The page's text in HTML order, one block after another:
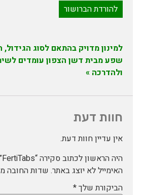
להורדת הברושור
למינון מדויק בהתאם לסוג
שפע מבית דשן הצפון עומדים
ולהדרכה »
חוות דעת
אין עדיין חוות דעת.
היה הראשון לכתוב סקירה “FertiTabs”
האימייל לא יוצג באתר. שדות החובה
הביקורת שלך*